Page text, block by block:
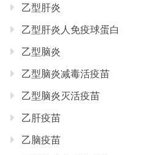
乙型肝炎
乙型肝炎人免疫球蛋白
乙型脑炎
乙型脑炎减毒活疫苗
乙型脑炎灭活疫苗
乙肝疫苗
乙脑疫苗